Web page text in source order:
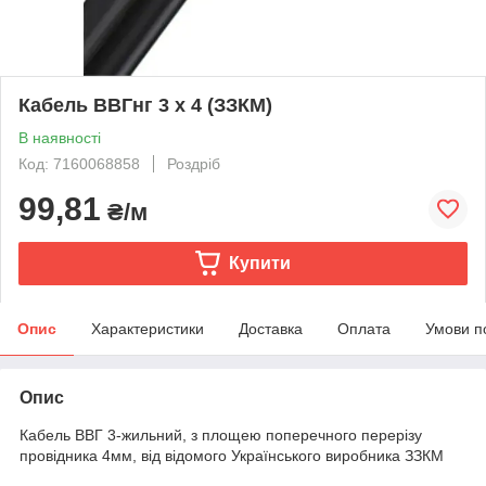
Кабель ВВГнг 3 х 4 (ЗЗКМ)
В наявності
Код: 7160068858
Роздріб
99,81 ₴/м
Купити
Опис Характеристики Доставка Оплата Умови
Опис
Кабель ВВГ 3-жильний, з площею поперечного перерізу
провідника 4мм, від відомого Українського виробника ЗЗКМ